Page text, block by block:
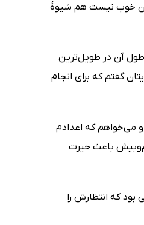
خوب نیست هم شیوۀ
آن در طویل‌ترین
گفتم که برای انجام
می‌خواهم که اعدادم
باعث حیرت
که انتظارش را